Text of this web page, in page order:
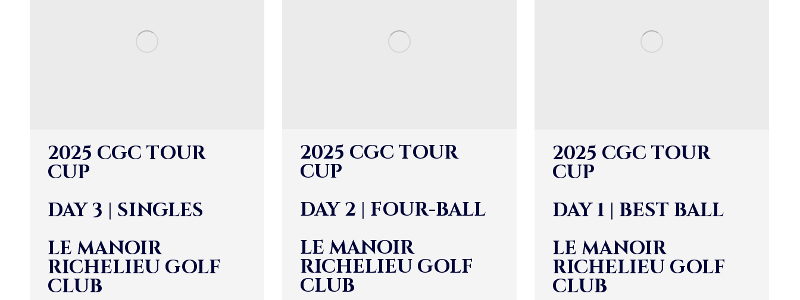
2025 CGC TOUR
CUP
DAY 3 | SINGLES
LE MANOIR
RICHELIEU GOLF
CLUB
2025 CGC TOUR
CUP
DAY 2 | FOUR-BALL
LE MANOIR
RICHELIEU GOLF
CLUB
2025 CGC TOUR
CUP
DAY 1 | BEST BALL
LE MANOIR
RICHELIEU GOLF
CLUB